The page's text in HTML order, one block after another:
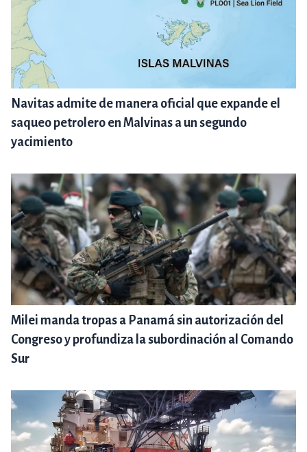
Navitas admite de manera oficial que expande el
saqueo petrolero en Malvinas a un segundo
yacimiento
Milei manda tropas a Panamá sin autorización del
Congreso y profundiza la subordinación al Comando
Sur